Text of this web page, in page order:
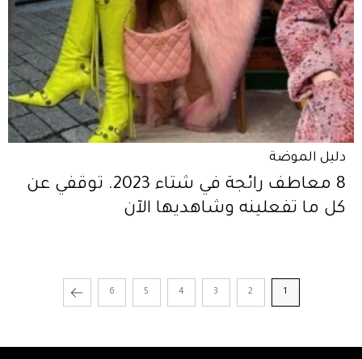
دليل الموضة
8 معاطف رائجة في شتاء 2023. توقّفي عن
كل ما تفعلينه وشاهديها الآن
1
2
3
4
5
6